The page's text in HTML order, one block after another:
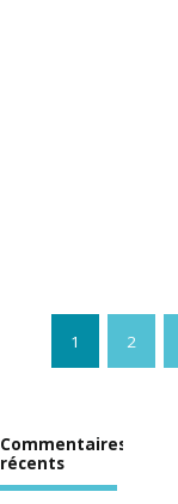
1 2
Commentaires
récents